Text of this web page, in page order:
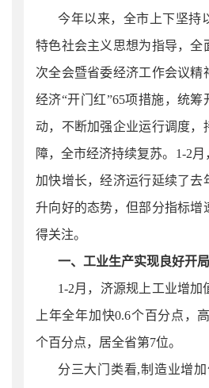
今年以来，全市上下坚持
特色社会主义思想为指导，全
次全会暨省委经济工作会议精
经济“开门红”65项措施，统筹
动，不断加强企业运行调度，
障，全市经济持续复苏。1-2
加快增长，经济运行延续了去
升向好的态势，但部分指标增
得关注。
一、工业生产实现良好开局
1-2月，济源规上工业增加
上年全年加快0.6个百分点，
个百分点，居全省第7位。
分三大门类看,制造业增